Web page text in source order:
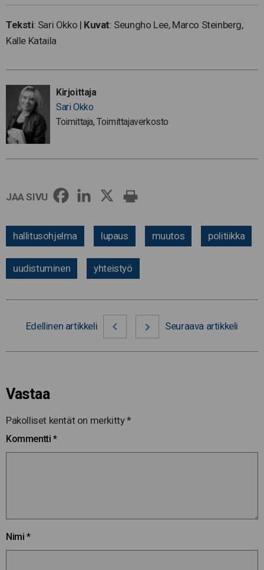
Teksti: Sari Okko | Kuvat: Seungho Lee, Marco Steinberg,
Kalle Kataila
Kirjoittaja
Sari Okko
Toimittaja, Toimittajaverkosto
JAA SIVU
hallitusohjelma lupaus muutos politiikka
uudistuminen yhteistyö
Edellinen artikkeli Seuraava artikkeli
Vastaa
Pakolliset kentät on merkitty*
Kommentti *
Nimi *